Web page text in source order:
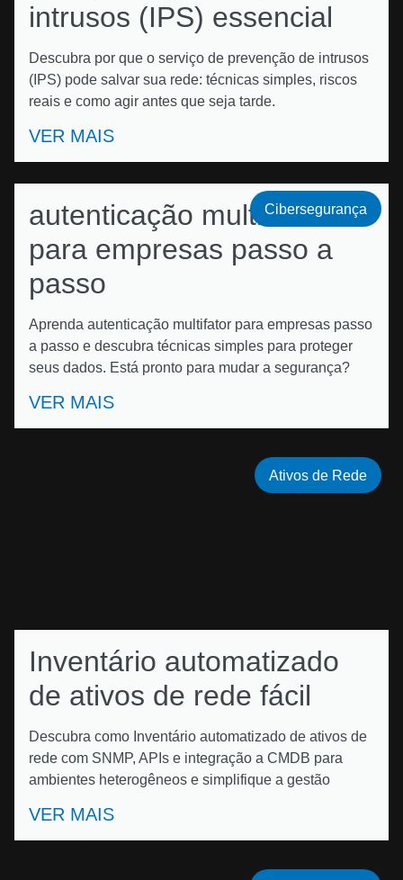
intrusos (IPS) essencial
Descubra por que o serviço de prevenção de intrusos
(IPS) pode salvar sua rede: técnicas simples, riscos
reais e como agir antes que seja tarde.
VER MAIS
autenticação multifator
para empresas passo a
passo
Aprenda autenticação multifator para empresas passo
a passo e descubra técnicas simples para proteger
seus dados. Está pronto para mudar a segurança?
VER MAIS
Cibersegurança
Inventário automatizado
de ativos de rede fácil
Descubra como Inventário automatizado de ativos de
rede com SNMP, APIs e integração a CMDB para
ambientes heterogêneos e simplifique a gestão
VER MAIS
Ativos de Rede